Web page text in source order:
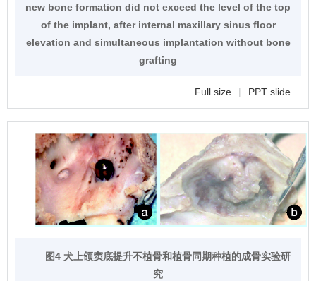
new bone formation did not exceed the level of the top
of the implant, after internal maxillary sinus floor
elevation and simultaneous implantation without bone
grafting
Full size | PPT slide
图4 犬上颌窦底提升不植骨和植骨同期种植的成骨实验研
究